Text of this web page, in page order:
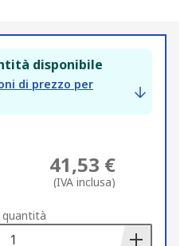
disponibile
di prezzo per
41,53 €
(IVA inclusa)
quantità